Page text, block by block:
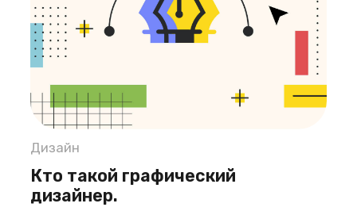
Дизайн
Кто такой графический
дизайнер.